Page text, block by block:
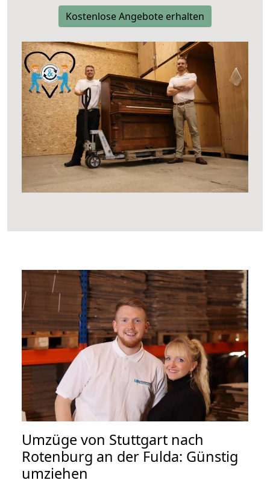
Kostenlose Angebote erhalten
Umzüge von Stuttgart nach
Rotenburg an der Fulda: Günstig
umziehen